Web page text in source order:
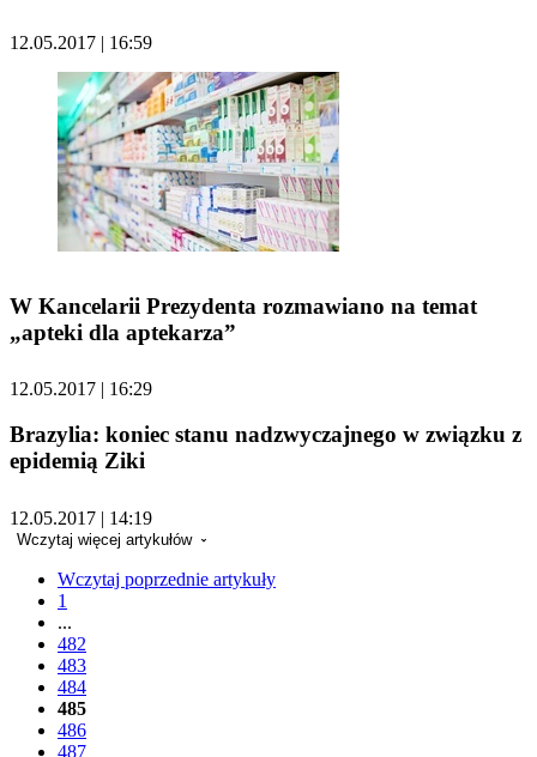
12.05.2017 | 16:59
W Kancelarii Prezydenta rozmawiano na temat
„apteki dla aptekarza”
12.05.2017 | 16:29
Brazylia: koniec stanu nadzwyczajnego w związku z
epidemią Ziki
12.05.2017 | 14:19
Wczytaj więcej artykułów
Wczytaj poprzednie artykuły
1
...
482
483
484
485
486
487